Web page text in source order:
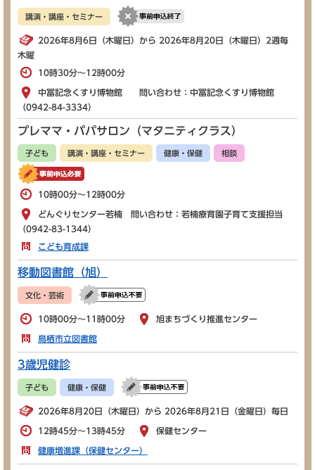
講演・講座・セミナー
2026年8月6日（木曜日）から 2026年8月20日（木曜日）2週毎
木曜
10時30分～12時00分
中冨記念くすり博物館 問い合わせ：中冨記念くすり博物館
（0942-84-3334）
プレママ・パパサロン（マタニティクラス）
子ども 講演・講座・セミナー 健康・保健 相談
10時00分～12時00分
どんぐりセンター若楠 問い合わせ：若楠療育園子育て支援担当
（0942-83-1344）
こども育成課
移動図書館（旭）
文化・芸術
10時00分～11時00分 旭まちづくり推進センター
鳥栖市立図書館
3歳児健診
子ども 健康・保健
2026年8月20日（木曜日）から 2026年8月21日（金曜日）毎日
12時45分～13時45分 保健センター
健康増進課（保健センター）